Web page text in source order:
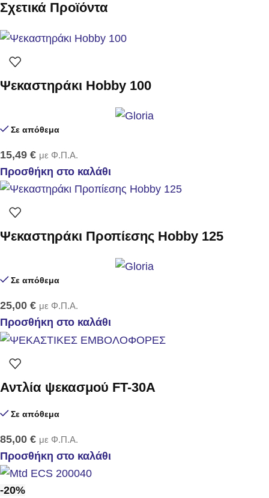
Σχετικά Προϊόντα
Ψεκαστηράκι Hobby 100
Σε απόθεμα
15,49 € με Φ.Π.Α.
Προσθήκη στο καλάθι
Ψεκαστηράκι Προπίεσης Hobby 125
Σε απόθεμα
25,00 € με Φ.Π.Α.
Προσθήκη στο καλάθι
Αντλία ψεκασμού FT-30Α
Σε απόθεμα
85,00 € με Φ.Π.Α.
Προσθήκη στο καλάθι
-20%